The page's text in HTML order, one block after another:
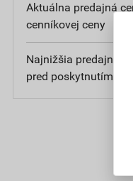
Aktuálna predajná
cenníkovej ceny
Najnižšia predajná
pred poskytnutím